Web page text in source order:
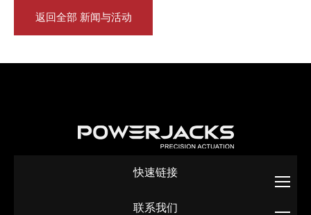
返回全部 新闻与活动
快速链接
联系我们